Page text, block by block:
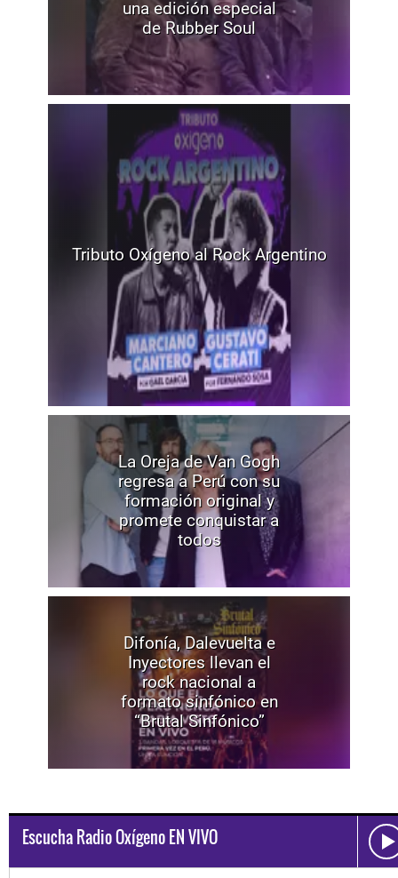
una edición especial
de Rubber Soul
Tributo Oxígeno al Rock Argentino
La Oreja de Van Gogh
regresa a Perú con su
formación original y
promete conquistar a
todos
Difonía, Dalevuelta e
Inyectores llevan el
rock nacional a
formato sinfónico en
“Brutal Sinfónico”
Escucha Radio Oxígeno EN VIVO